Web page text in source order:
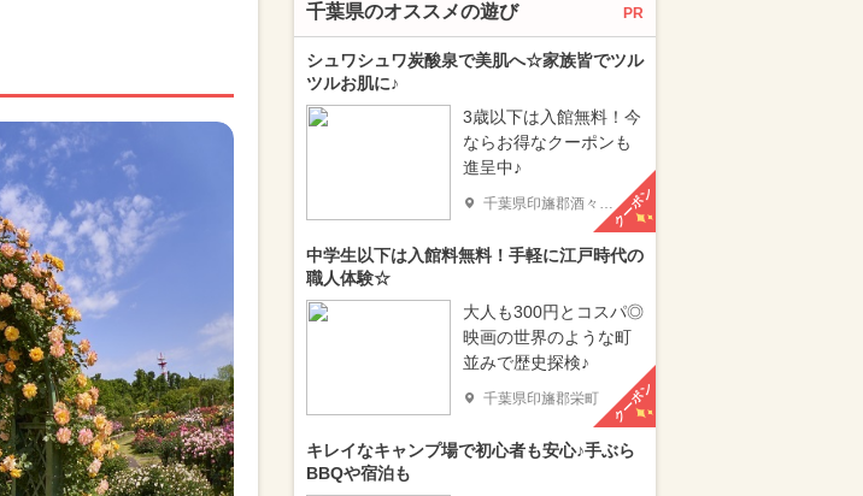
千葉県のオススメの遊び PR
シュワシュワ炭酸泉で美肌へ☆家族皆でツル
ツルお肌に♪
3歳以下は入館無料！今
ならお得なクーポンも
進呈中♪
千葉県印旛郡酒々井町 クーポン
中学生以下は入館料無料！手軽に江戸時代の
職人体験☆
大人も300円とコスパ◎
映画の世界のような町
並みで歴史探検♪
千葉県印旛郡栄町 クーポン
キレイなキャンプ場で初心者も安心♪手ぶら
BBQや宿泊も